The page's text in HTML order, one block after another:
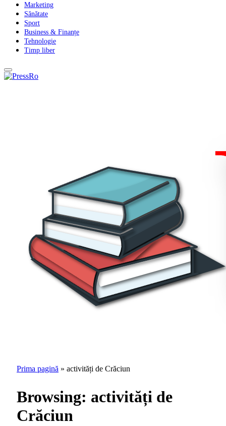
Marketing
Sănătate
Sport
Business & Finanțe
Tehnologie
Timp liber
Prima pagină » activități de Crăciun
Browsing: activități de
Crăciun